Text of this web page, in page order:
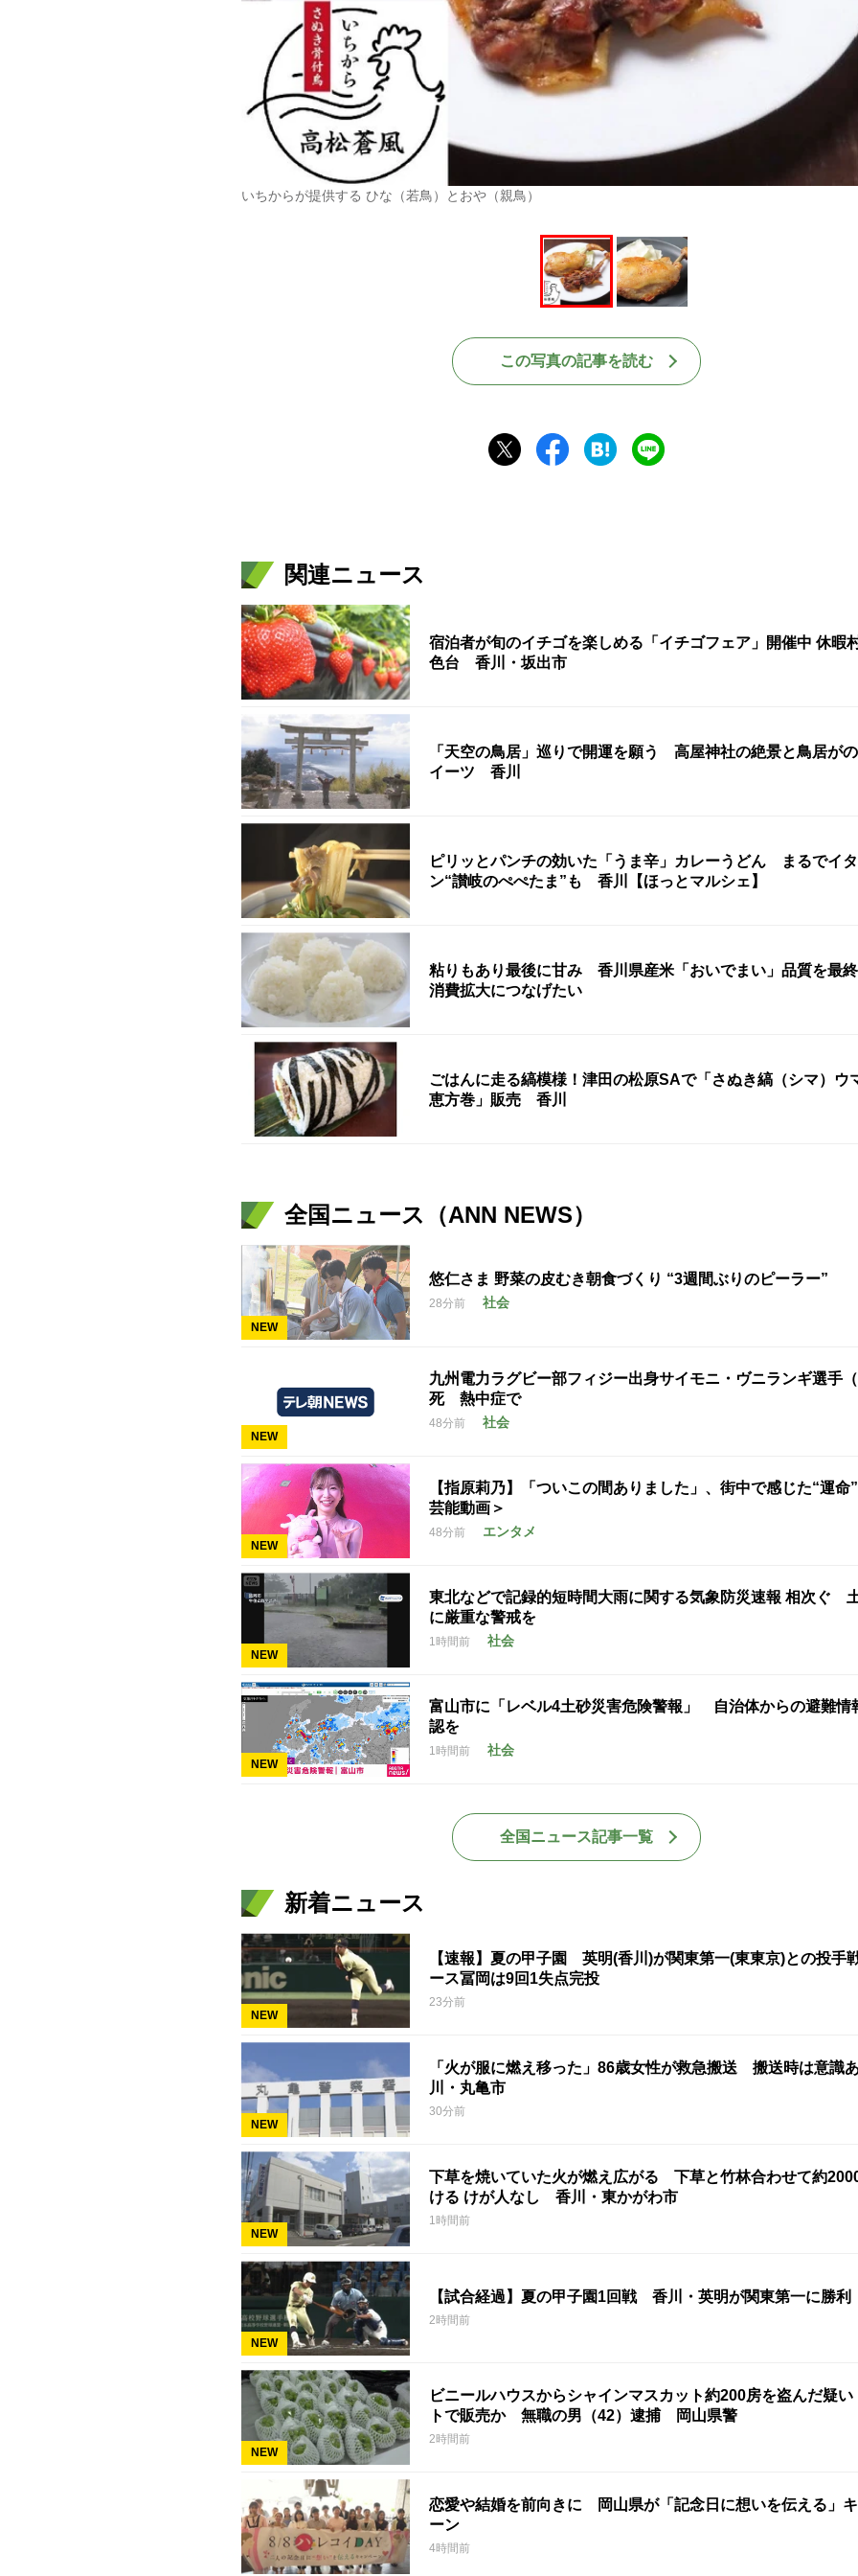
いちからが提供する ひな（若鳥）とおや（親鳥）
この写真の記事を読む
関連ニュース
宿泊者が旬のイチゴを楽しめる「イチゴフェア」開催中 休暇
色台 香川・坂出市
「天空の鳥居」巡りで開運を願う 高屋神社の絶景と鳥居が
イーツ 香川
ピリッとパンチの効いた「うま辛」カレーうどん まるでイ
ン“讃岐のぺぺたま”も 香川【ほっとマルシェ】
粘りもあり最後に甘み 香川県産米「おいでまい」品質を最
消費拡大につなげたい
ごはんに走る縞模様！津田の松原SAで「さぬき縞（シマ）ウ
恵方巻」販売 香川
全国ニュース（ANN NEWS）
NEW
悠仁さま 野菜の皮むき朝食づくり “3週間ぶりのピーラー”
28分前 社会
NEW
九州電力ラグビー部フィジー出身サイモニ・ヴニランギ選手
死 熱中症で
48分前 社会
NEW
【指原莉乃】「ついこの間ありました」、街中で感じた“運命
芸能動画＞
48分前 エンタメ
NEW
東北などで記録的短時間大雨に関する気象防災速報 相次ぐ
に厳重な警戒を
1時間前 社会
NEW
富山市に「レベル4土砂災害危険警報」 自治体からの避難情
認を
1時間前 社会
全国ニュース記事一覧
新着ニュース
NEW
【速報】夏の甲子園 英明(香川)が関東第一(東東京)との投手
ース冨岡は9回1失点完投
23分前
NEW
「火が服に燃え移った」86歳女性が救急搬送 搬送時は意識
川・丸亀市
30分前
NEW
下草を焼いていた火が燃え広がる 下草と竹林合わせて約
ける けが人なし 香川・東かがわ市
1時間前
NEW
【試合経過】夏の甲子園1回戦 香川・英明が関東第一に勝利
2時間前
NEW
ビニールハウスからシャインマスカット約200房を盗んだ疑
トで販売か 無職の男（42）逮捕 岡山県警
2時間前
恋愛や結婚を前向きに 岡山県が「記念日に想いを伝える」
ーン
4時間前